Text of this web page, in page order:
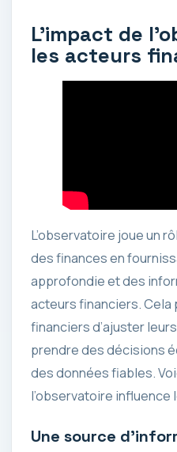
L’impact de
les acteurs
L’observatoire joue un
des finances en
approfondie et des
acteurs financiers. Cela
financiers d’ajuster
prendre des décisions
des données fiables.
l’observatoire influence
Une source